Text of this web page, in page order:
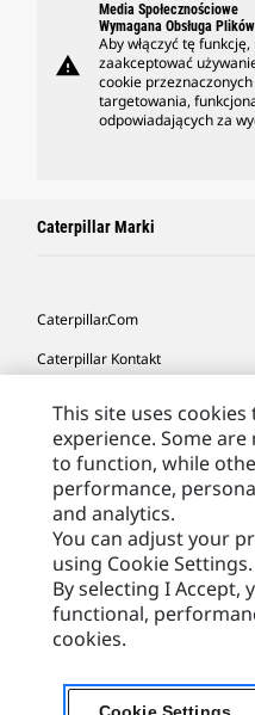
warning
Media Społecznościowe
Wymagana Obsługa
Aby włączyć tę
zaakceptować
cookie
targetowania,
odpowiadających za
Caterpillar Marki
Caterpillar.com
Caterpillar Kontakt
Moje Preferencje Marketingowe
Site Map
Cookie Settings
Legal
Privacy
Europe - Polish© 2026
This site uses
experience. Some
to function, while
performance,
and analytics.
You can adjust your
using Cookie Settings.
By selecting I Accept,
functional,
cookies.